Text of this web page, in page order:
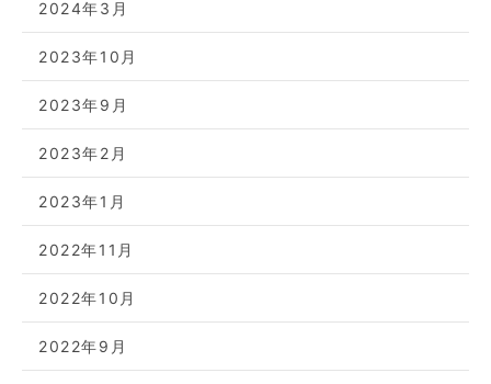
2024年3月
2023年10月
2023年9月
2023年2月
2023年1月
2022年11月
2022年10月
2022年9月